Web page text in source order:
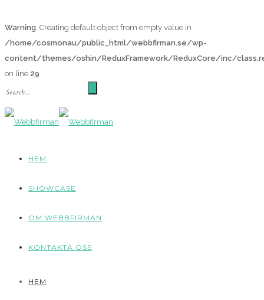
Warning: Creating default object from empty value in
/home/cosmonau/public_html/webbfirman.se/wp-
content/themes/oshin/ReduxFramework/ReduxCore/inc/
on line 29
HEM
SHOWCASE
OM WEBBFIRMAN
KONTAKTA OSS
HEM